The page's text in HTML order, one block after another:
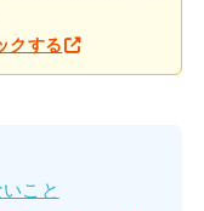
クする
こと